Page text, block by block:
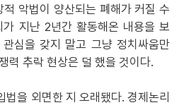
악법이 양산되는 폐해가 커질 수
지난 2년간 활동해온 내용을 보
심을 갖지 말고 그냥 정치싸움만
력 추락 현상은 덜 했을 것이다.
법을 외면한 지 오래됐다. 경제논리